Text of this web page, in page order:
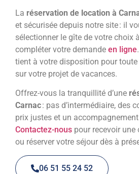
La réservation de location à
et sécurisée depuis notre site : il
sélectionner le gîte de votre choix à
compléter votre demande en ligne
tient à votre disposition pour
sur votre projet de vacances.
Offrez-vous la tranquillité d’une
Carnac: pas d’intermédiaire, des
prix justes et un
Contactez-nous pour recevoir
ou réserver votre séjour dès à
06 51 55 24 52